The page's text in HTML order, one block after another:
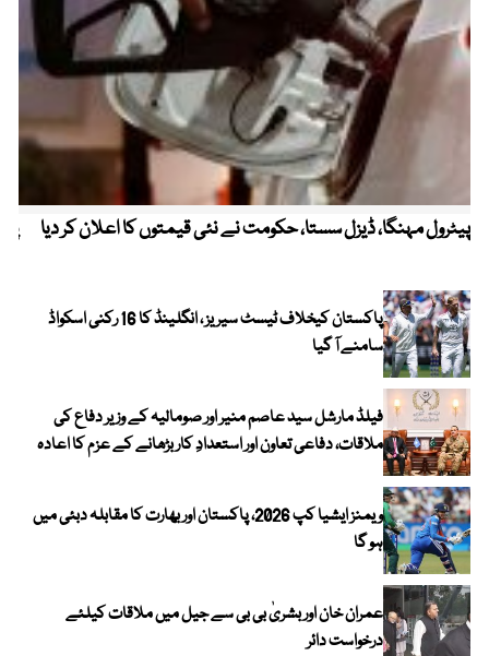
پیٹرول مہنگا، ڈیزل سستا، حکومت نے نئی قیمتوں کا اعلان کر دیا
پاکستان کیخلاف ٹیسٹ سیریز ، انگلینڈ کا 16 رکنی اسکواڈ
سامنے آ گیا
فیلڈ مارشل سید عاصم منیر اور صومالیہ کے وزیر دفاع کی
ملاقات، دفاعی تعاون اور استعدادِ کار بڑھانے کے عزم کا اعادہ
ویمنز ایشیا کپ 2026، پاکستان اور بھارت کا مقابلہ دبئی میں
ہو گا
عمران خان اور بشریٰ بی بی سے جیل میں ملاقات کیلئے
درخواست دائر